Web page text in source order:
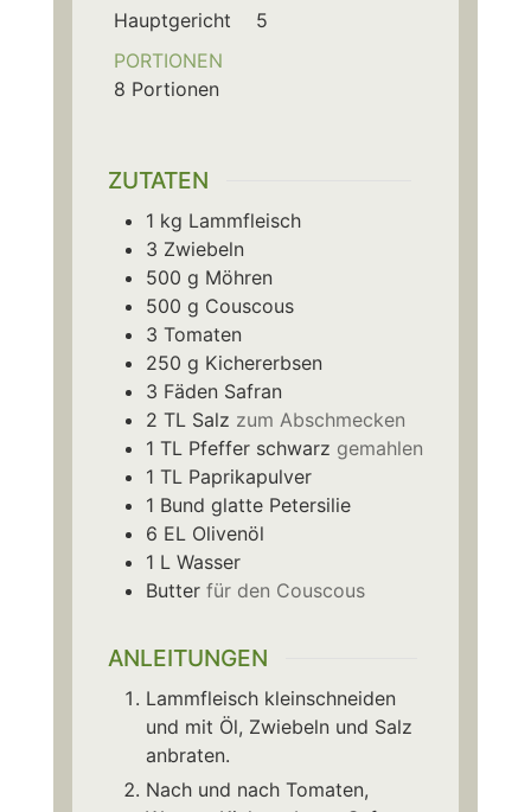
Hauptgericht
5
PORTIONEN
8 Portionen
ZUTATEN
1 kg Lammfleisch
3 Zwiebeln
500 g Möhren
500 g Couscous
3 Tomaten
250 g Kichererbsen
3 Fäden Safran
2 TL Salz zum Abschmecken
1 TL Pfeffer schwarz gemahlen
1 TL Paprikapulver
1 Bund glatte Petersilie
6 EL Olivenöl
1 L Wasser
Butter für den Couscous
ANLEITUNGEN
Lammfleisch kleinschneiden
und mit Öl, Zwiebeln und Salz
anbraten.
Nach und nach Tomaten,